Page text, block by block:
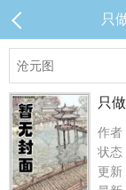
只
只
作者
状态
更新